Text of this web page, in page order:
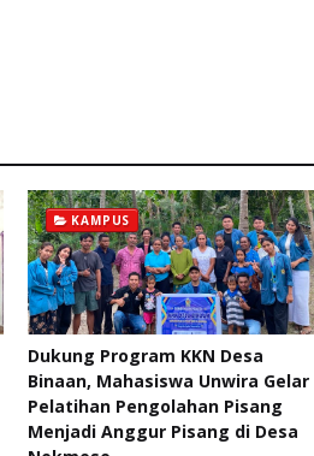
KAMPUS
Dukung Program KKN Desa
Binaan, Mahasiswa Unwira Gelar
Pelatihan Pengolahan Pisang
Menjadi Anggur Pisang di Desa